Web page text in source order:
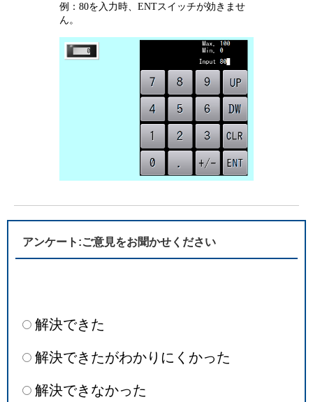
例：80を入力時、ENTスイッチが効きませ
ん。
アンケート:ご意見をお聞かせください
解決できた
解決できたがわかりにくかった
解決できなかった